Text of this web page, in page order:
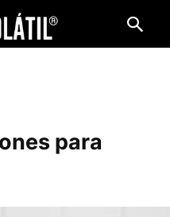
para